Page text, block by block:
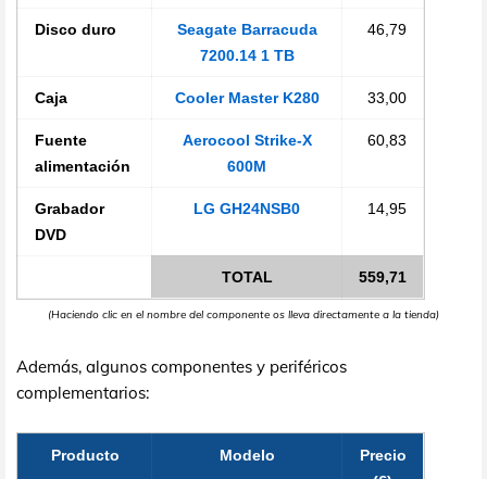
Disco duro
Seagate Barracuda
7200.14 1 TB
46,79
Caja Cooler Master K280 33,00
Fuente
alimentación
Aerocool Strike-X
600M
60,83
Grabador
DVD
LG GH24NSB0 14,95
TOTAL 559,71
(Haciendo clic en el nombre del componente os lleva directamente a la tienda)
Además, algunos componentes y periféricos
complementarios:
Producto Modelo
Precio